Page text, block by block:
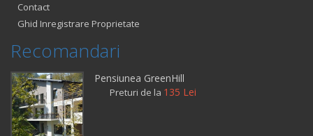
Contact
Ghid Inregistrare Proprietate
Recomandari
Pensiunea GreenHill
Preturi de la 135 Lei